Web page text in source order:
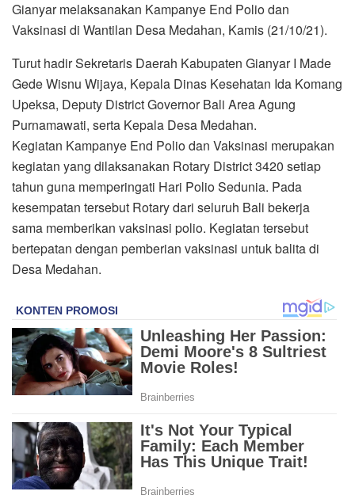
Gianyar melaksanakan Kampanye End Polio dan
Vaksinasi di Wantilan Desa Medahan, Kamis (21/10/21).
Turut hadir Sekretaris Daerah Kabupaten Gianyar I Made
Gede Wisnu Wijaya, Kepala Dinas Kesehatan Ida Komang
Upeksa, Deputy District Governor Bali Area Agung
Purnamawati, serta Kepala Desa Medahan.
Kegiatan Kampanye End Polio dan Vaksinasi merupakan
kegiatan yang dilaksanakan Rotary District 3420 setiap
tahun guna memperingati Hari Polio Sedunia. Pada
kesempatan tersebut Rotary dari seluruh Bali bekerja
sama memberikan vaksinasi polio. Kegiatan tersebut
bertepatan dengan pemberian vaksinasi untuk balita di
Desa Medahan.